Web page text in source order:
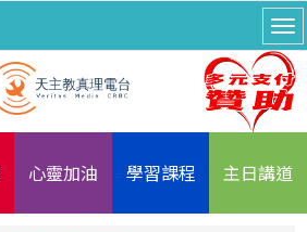
心靈加油 學習課程 主日講道